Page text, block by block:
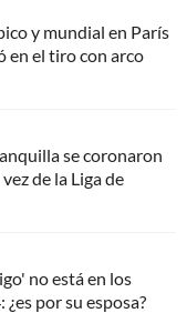
y mundial en París
en el tiro con arco
se coronaron
de la Liga de
no está en los
por su esposa?